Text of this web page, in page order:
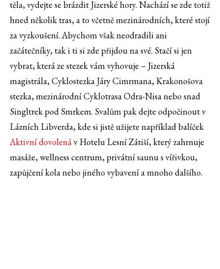
těla, vydejte se brázdit Jizerské hory. Nachází se zde totiž
hned několik tras, a to včetně mezinárodních, které stojí
za vyzkoušení. Abychom však neodradili ani
začátečníky, tak i ti si zde přijdou na své. Stačí si jen
vybrat, která ze stezek vám vyhovuje – Jizerská
magistrála, Cyklostezka Járy Cimrmana, Krakonošova
stezka, mezinárodní Cyklotrasa Odra-Nisa nebo snad
Singltrek pod Smrkem. Svalům pak dejte odpočinout v
Lázních Libverda, kde si jistě užijete například balíček
Aktivní dovolenáv Hotelu Lesní Zátiší, který zahrnuje
masáže, wellness centrum, privátní saunu s vířivkou,
zapůjčení kola nebo jiného vybavení a mnoho dalšího.